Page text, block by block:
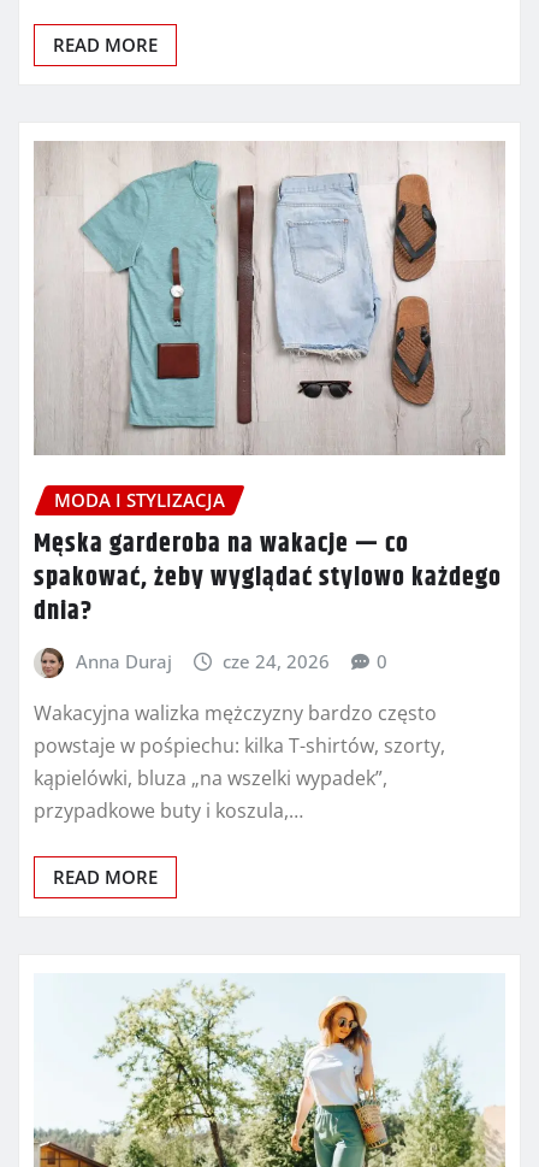
READ MORE
MODA I STYLIZACJA
Męska garderoba na wakacje — co
spakować, żeby wyglądać stylowo każdego
dnia?
Anna Duraj cze 24, 2026 0
Wakacyjna walizka mężczyzny bardzo często
powstaje w pośpiechu: kilka T-shirtów, szorty,
kąpielówki, bluza „na wszelki wypadek”,
przypadkowe buty i koszula,…
READ MORE